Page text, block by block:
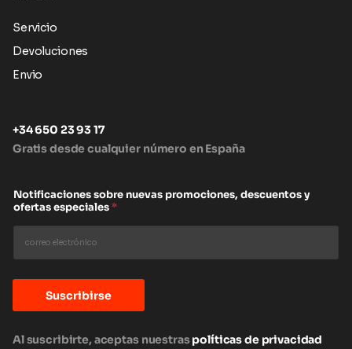
Servicio
Devoluciones
Envio
+34 650 23 93 17
Gratis desde cualquier número en España
Notificaciones sobre nuevas promociones, descuentos y
ofertas especiales*
Suscribirse
Al suscribirte, aceptas nuestraspolíticas de privacidad